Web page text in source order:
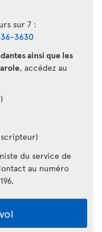
sur 7 :
3630
ainsi que les
, accédez au
du service de
au numéro